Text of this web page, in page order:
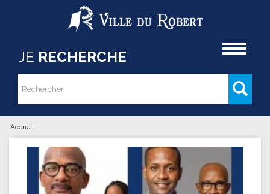
Aller au contenu principal
JE RECHERCHE
Formulaire de recherche
Rechercher
Vous êtes ici
Accueil